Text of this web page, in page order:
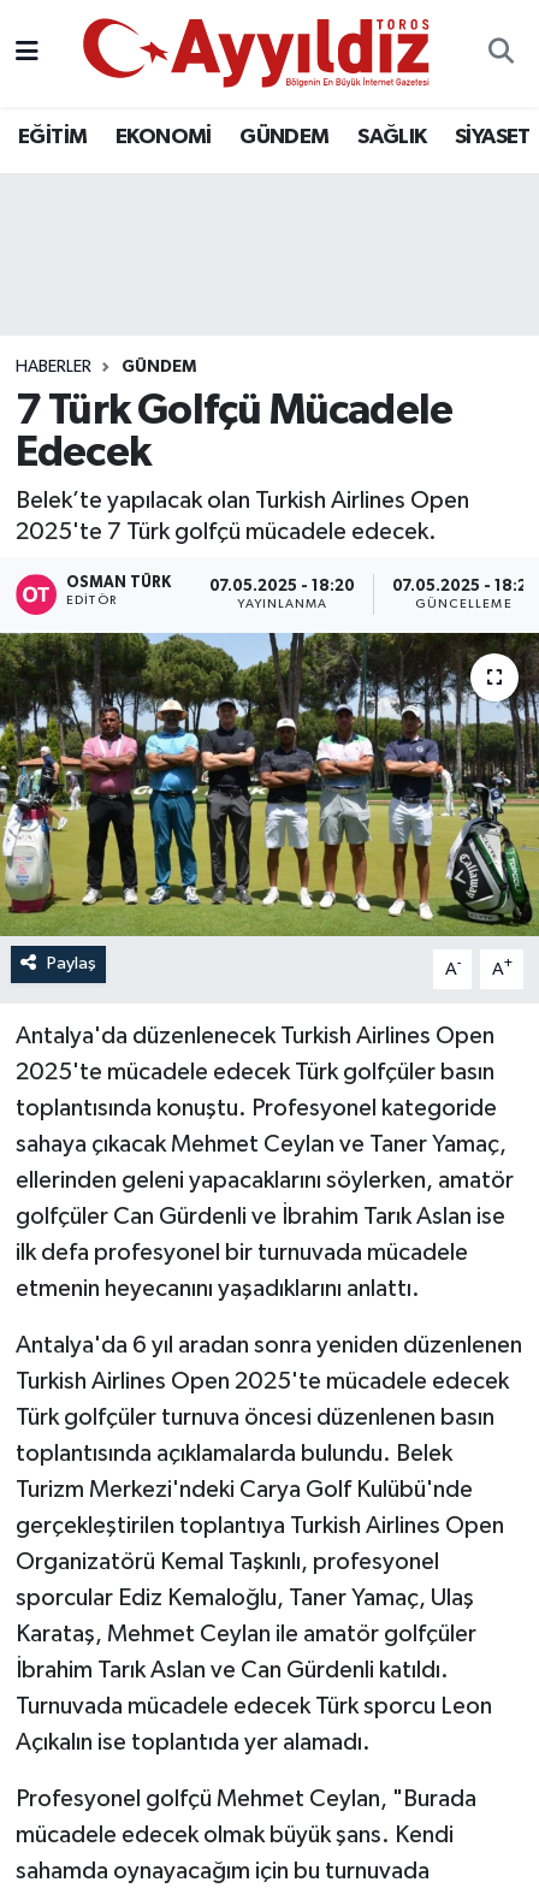
EĞİTİM EKONOMİ GÜNDEM SAĞLIK SİYASET
HABERLER GÜNDEM
7 Türk Golfçü Mücadele
Edecek
Belek’te yapılacak olan Turkish Airlines Open
2025'te 7 Türk golfçü mücadele edecek.
OSMAN TÜRK
EDITÖR
07.05.2025 - 18:20
YAYINLANMA
07.05.2025 - 18:21
GÜNCELLEME
Paylaş A- A+
Antalya'da düzenlenecek Turkish Airlines Open
2025'te mücadele edecek Türk golfçüler basın
toplantısında konuştu. Profesyonel kategoride
sahaya çıkacak Mehmet Ceylan ve Taner Yamaç,
ellerinden geleni yapacaklarını söylerken, amatör
golfçüler Can Gürdenli ve İbrahim Tarık Aslan ise
ilk defa profesyonel bir turnuvada mücadele
etmenin heyecanını yaşadıklarını anlattı.
Antalya'da 6 yıl aradan sonra yeniden düzenlenen
Turkish Airlines Open 2025'te mücadele edecek
Türk golfçüler turnuva öncesi düzenlenen basın
toplantısında açıklamalarda bulundu. Belek
Turizm Merkezi'ndeki Carya Golf Kulübü'nde
gerçekleştirilen toplantıya Turkish Airlines Open
Organizatörü Kemal Taşkınlı, profesyonel
sporcular Ediz Kemaloğlu, Taner Yamaç, Ulaş
Karataş, Mehmet Ceylan ile amatör golfçüler
İbrahim Tarık Aslan ve Can Gürdenli katıldı.
Turnuvada mücadele edecek Türk sporcu Leon
Açıkalın ise toplantıda yer alamadı.
Profesyonel golfçü Mehmet Ceylan, "Burada
mücadele edecek olmak büyük şans. Kendi
sahamda oynayacağım için bu turnuvada